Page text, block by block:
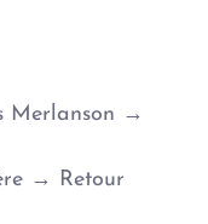
Merlanson →
→ Retour